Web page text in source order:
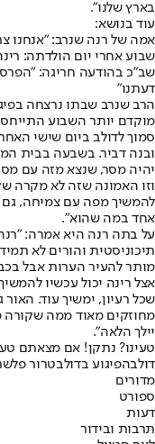
בארץ שלנו".
עוד בנושא:
אמה של רנה שנרב: "אנחנו
שבוע אחרי יום הולדתה:
שב"כ בהודעה חריגה:
דעתנו"
הרב שנרב שבתו נרצחה
מוקדם יותר השבוע
סמוך לדולב ביום שישי
ובנה דביר. בשבעה בבית
יהיה מסר, שנצא מזה עם
וזו האמונה שזה לא מקרה
להמשיך מפה עם צמיחה, גם
אחד במה שהוא".
על בתה רנה היא אמרה:
תיכוניסטית והורים לא
מותר להעיר הערות אבל
אצל רינה יכול עכשיו
שכל רעיון, ימשיך עוד.
מחוזקים מאוד ממה שקורה
יילך הלאה".
טעינו? נתקן! אם מצאתם
דולבהפיגוע בדולבטרור
מדורים
ספורט
דעות
תרבות ובידור